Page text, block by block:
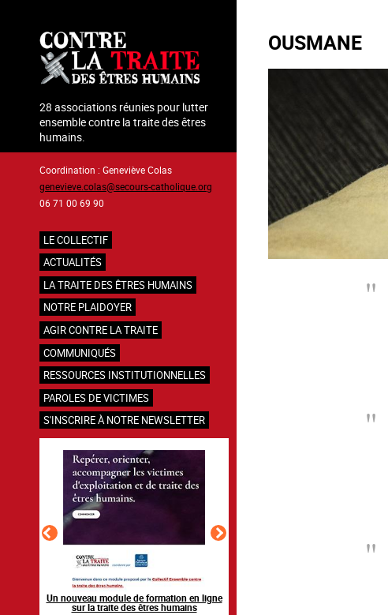
contenu
principal
28 associations réunies pour lutter
ensemble contre la traite des êtres
humains.
Coordination : Geneviève Colas
genevieve.colas@secours-catholique.org
06 71 00 69 90
Navigation
principale
LE COLLECTIF
ACTUALITÉS
LA TRAITE DES ÊTRES HUMAINS
NOTRE PLAIDOYER
AGIR CONTRE LA TRAITE
COMMUNIQUÉS
RESSOURCES INSTITUTIONNELLES
PAROLES DE VICTIMES
S'INSCRIRE À NOTRE NEWSLETTER
Raising awareness on the sidelines of major
sporting events
OUSMANE